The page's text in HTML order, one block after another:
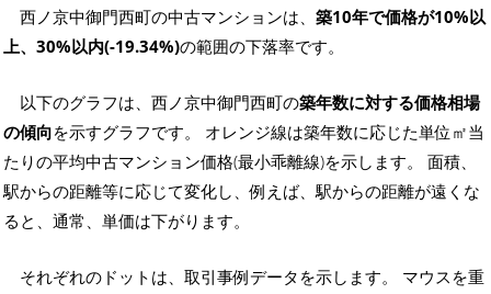
西ノ京中御門西町の中古マンションは、 築10年で価格が10%以
上、30%以内(-19.34%)の範囲の下落率です。
以下のグラフは、西ノ京中御門西町の築年数に対する価格相場
の傾向を示すグラフです。 オレンジ線は築年数に応じた単位㎡当
たりの平均中古マンション価格(最小乖離線)を示します。 面積、
駅からの距離等に応じて変化し、例えば、駅からの距離が遠くな
ると、通常、単価は下がります。
それぞれのドットは、取引事例データを示します。 マウスを重